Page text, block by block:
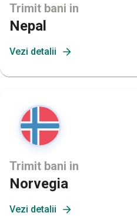
Trimit bani in
Nepal
Vezi detalii
Trimit bani in
Norvegia
Vezi detalii